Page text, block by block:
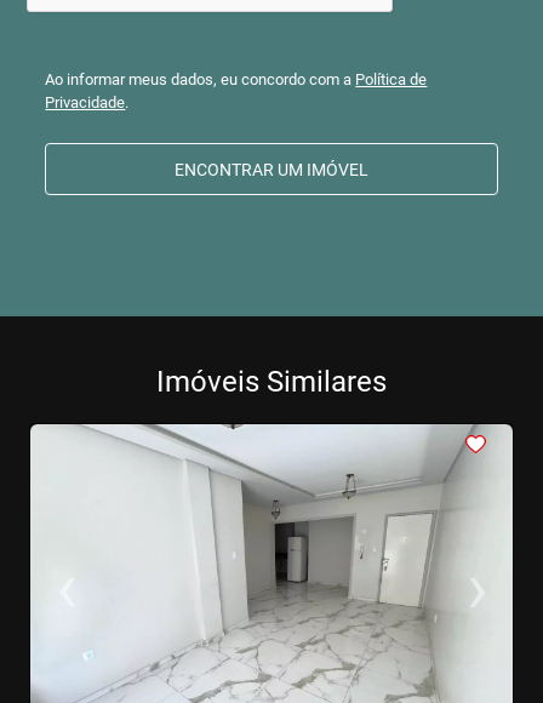
Ao informar meus dados, eu concordo com a Política de
Privacidade.
ENCONTRAR UM IMÓVEL
Imóveis Similares
‹ ›